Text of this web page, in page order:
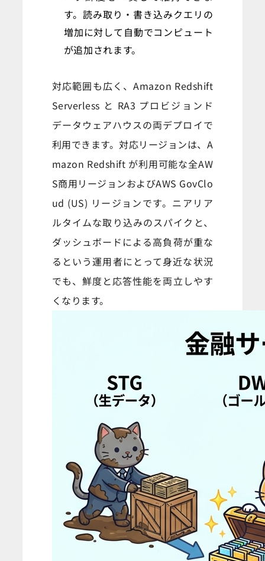
す。読み取り・書き込みクエリの
増加に対して自動でコンピュート
が追加されます。
対応範囲も広く、Amazon Redshift
Serverless と RA3 プロビジョンド
データウェアハウスの両デプロイで
利用できます。対応リージョンは、A
mazon Redshift が利用可能な全AW
S商用リージョンおよびAWS GovClo
ud (US) リージョンです。ニアリア
ルタイムな取り込みのスパイクと、
ダッシュボードによる高負荷が重な
るという運用者にとって身近な状況
でも、鮮度と応答性能を両立しやす
くなります。